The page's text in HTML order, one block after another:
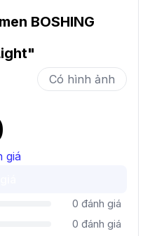
BOSHING
"
Có hình ảnh
giá
0 đánh giá
0 đánh giá